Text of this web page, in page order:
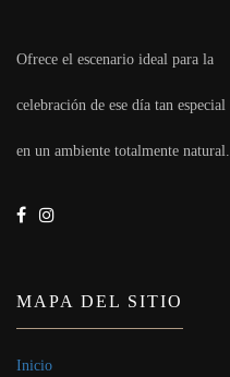
Ofrece el escenario ideal para la
celebración de ese día tan especial
en un ambiente totalmente natural.
MAPA DEL SITIO
Inicio